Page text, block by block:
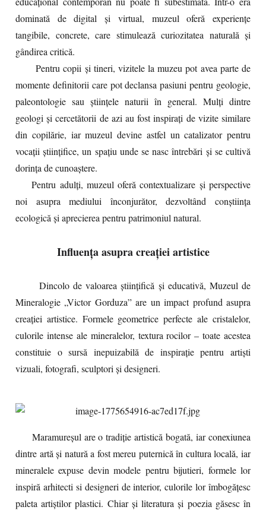
dominată de digital și virtual, muzeul oferă experiențe
tangibile, concrete, care stimulează curiozitatea naturală și
gândirea critică.
Pentru copii și tineri, vizitele la muzeu pot avea parte de
momente definitorii care pot declansa pasiuni pentru geologie,
paleontologie sau științele naturii în general. Mulți dintre
geologi și cercetătorii de azi au fost inspirați de vizite similare
din copilărie, iar muzeul devine astfel un catalizator pentru
vocații științifice, un spațiu unde se nasc întrebări și se cultivă
dorința de cunoaștere.
Pentru adulți, muzeul oferă contextualizare și perspective
noi asupra mediului înconjurător, dezvoltând conștiința
ecologică și aprecierea pentru patrimoniul natural.
Influența asupra creației artistice
Dincolo de valoarea științifică și educativă, Muzeul de
Mineralogie „Victor Gorduza” are un impact profund asupra
creației artistice. Formele geometrice perfecte ale cristalelor,
culorile intense ale mineralelor, textura rocilor – toate acestea
constituie o sursă inepuizabilă de inspirație pentru artiști
vizuali, fotografi, sculptori și designeri.
Maramureșul are o tradiție artistică bogată, iar conexiunea
dintre artă și natură a fost mereu puternică în cultura locală, iar
mineralele expuse devin modele pentru bijutieri, formele lor
inspiră arhitecti si designeri de interior, culorile lor îmbogățesc
paleta artiștilor plastici. Chiar și literatura și poezia găsesc în